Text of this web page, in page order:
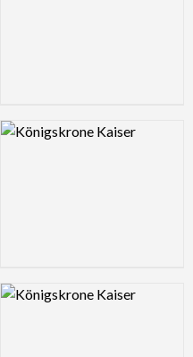
Logo Preview Image
Logo Preview Image